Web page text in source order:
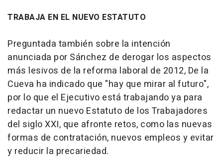
TRABAJA EN EL NUEVO ESTATUTO
Preguntada también sobre la intención
anunciada por Sánchez de derogar los aspectos
más lesivos de la reforma laboral de 2012, De la
Cueva ha indicado que "hay que mirar al futuro",
por lo que el Ejecutivo está trabajando ya para
redactar un nuevo Estatuto de los Trabajadores
del siglo XXI, que afronte retos, como las nuevas
formas de contratación, nuevos empleos y evitar
y reducir la precariedad.